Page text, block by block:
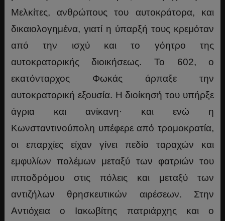
Μελκίτες, ανθρώπους του αυτοκράτορα, και
δικαιολογημένα, γιατί η ύπαρξή τους κρεμόταν
από την ισχύ και το γόητρο της
αυτοκρατορικής διοικήσεως. Το 602, ο
εκατόνταρχος Φωκάς άρπαξε την
αυτοκρατορική εξουσία. Η διοίκησή του υπήρξε
άγρια και ανίκανη· και ενώ η
Κωνσταντινούπολη υπέφερε από τρομοκρατία,
οι επαρχίες είχαν γίνει πεδίο ταραχών και
εμφυλίων πολέμων μεταξύ των φατριών του
ιπποδρόμου στις πόλεις και μεταξύ των
αντιζήλων θρησκευτικών αιρέσεων. Στην
Αντιόχεια ο Ιακωβίτης πατριάρχης και ο